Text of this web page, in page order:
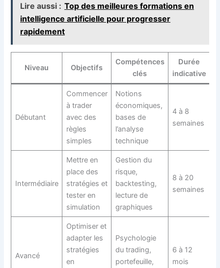
Lire aussi : Top des meilleures formations en
intelligence artificielle pour progresser
rapidement
Niveau Objectifs
Compétences
clés
Durée
indicative
Débutant
Commencer
à trader
avec des
règles
simples
Notions
économiques,
bases de
l’analyse
technique
4 à 8
semaines
Intermédiaire
Mettre en
place des
stratégies et
tester en
simulation
Gestion du
risque,
backtesting,
lecture de
graphiques
8 à 20
semaines
Avancé
Optimiser et
adapter les
stratégies
en
Psychologie
du trading,
portefeuille,
6 à 12
mois